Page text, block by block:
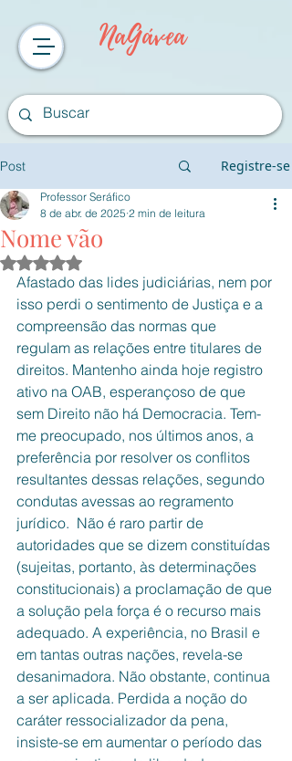
NaGávea
Post Registre-se
Nome vão
Professor Seráfico
8 de abr. de 2025 2 min de leitura
Avaliado com NaN de 5 estrelas.
Afastado das lides judiciárias, nem por
isso perdi o sentimento de Justiça e a
compreensão das normas que
regulam as relações entre titulares de
direitos. Mantenho ainda hoje registro
ativo na OAB, esperançoso de que
sem Direito não há Democracia. Tem-
me preocupado, nos últimos anos, a
preferência por resolver os conflitos
resultantes dessas relações, segundo
condutas avessas ao regramento
jurídico.  Não é raro partir de
autoridades que se dizem constituídas
(sujeitas, portanto, às determinações
constitucionais) a proclamação de que
a solução pela força é o recurso mais
adequado. A experiência, no Brasil e
em tantas outras nações, revela-se
desanimadora. Não obstante, continua
a ser aplicada. Perdida a noção do
caráter ressocializador da pena,
insiste-se em aumentar o período das